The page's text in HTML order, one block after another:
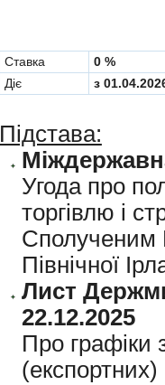
Cтавка
0 %
Діє
з
Підстава:
Угода про
торгiвлю i
Сполученим
Пiвнiчної
Лист
22.12.2025
Про графiки